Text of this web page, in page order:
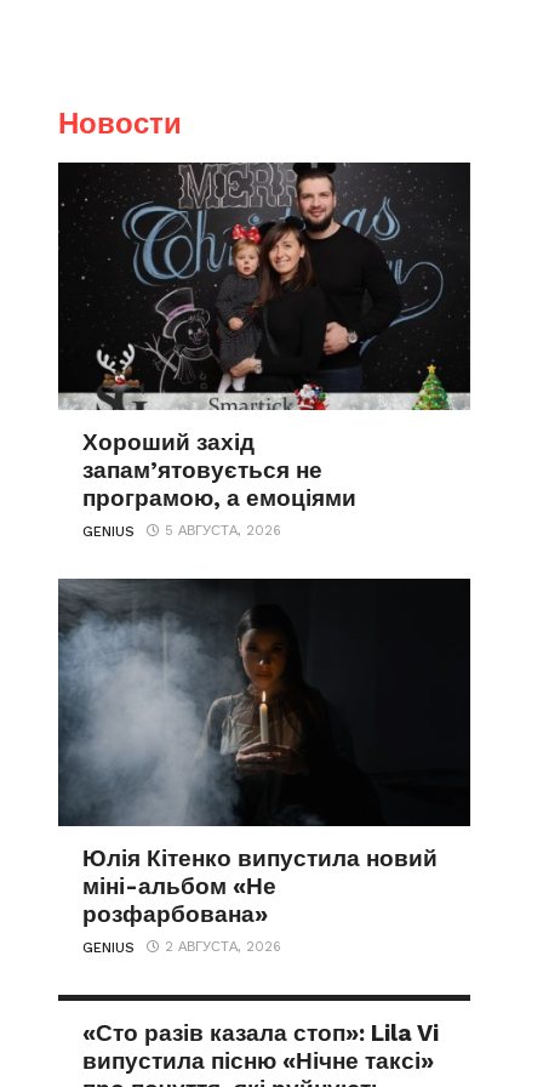
Новости
Хороший захід
запам’ятовується не
програмою, а емоціями
GENIUS 5 АВГУСТА, 2026
Юлія Кітенко випустила новий
міні-альбом «Не
розфарбована»
GENIUS 2 АВГУСТА, 2026
«Сто разів казала стоп»: Lila Vi
випустила пісню «Нічне таксі»